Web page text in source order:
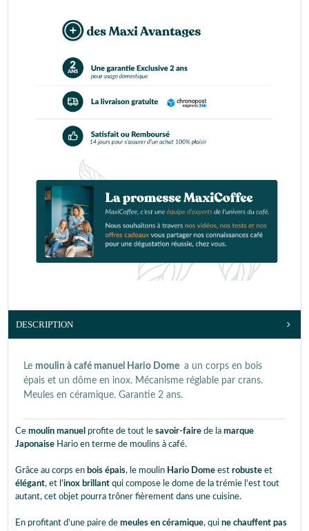
DESCRIPTION
Le moulin à café manuel Hario Dome a un corps en bois
épais et un dôme en inox. Mécanisme réglable par crans.
Meules en céramique. Garantie 2 ans.
Ce moulin manuel profite de tout le savoir-faire de la marque
Japonaise Hario en terme de moulins à café.
Grâce au corps en bois épais, le moulin Hario Dome est robuste et
élégant, et l'inox brillant qui compose le dome de la trémie l'est tout
autant, cet objet pourra trôner fièrement dans une cuisine.
En profitant d'une paire de meules en céramique, qui ne chauffent pas